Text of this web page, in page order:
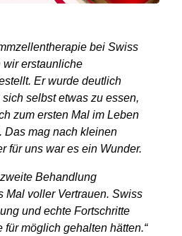
bei Swiss
wir erstaunliche
Er wurde deutlich
selbst etwas zu essen,
zum ersten Mal im Leben
Das mag nach kleinen
für uns war es ein Wunder.
Behandlung
Mal voller Vertrauen. Swiss
und echte Fortschritte
möglich gehalten hätten.“